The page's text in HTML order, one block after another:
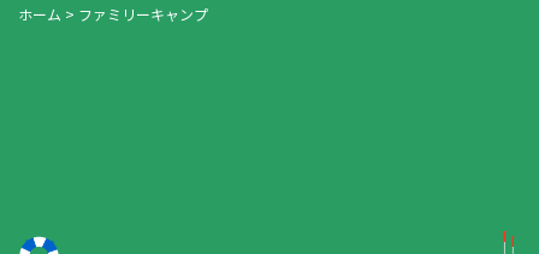
ホーム > ファミリーキャンプ